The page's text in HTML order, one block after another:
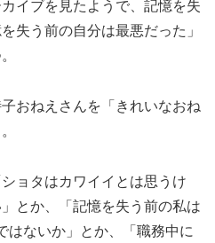
イブを見たようで、記憶を失
失う前の自分は最悪だった」
おねえさんを「きれいなおね
ョタはカワイイとは思うけ
とか、「記憶を失う前の私は
はないか」とか、「職務中に